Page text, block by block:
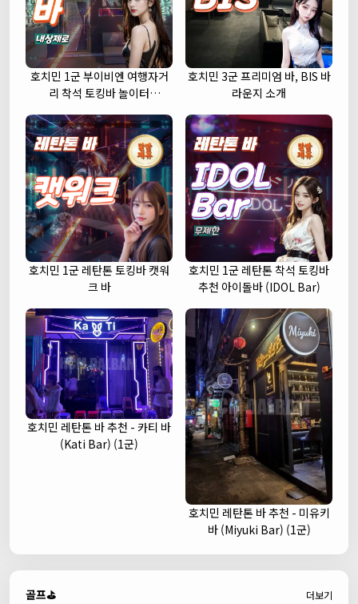
호치민 1군 부이비엔 여행자거
리 착석 토킹바 놀이터
호치민 3군 프리미엄 바, BIS 바
라운지 소개
호치민 1군 레탄톤 토킹바 캣워
크 바
호치민 1군 레탄톤 착석 토킹바
추천 아이돌바 (IDOL Bar)
호치민 레탄톤 바 추천 - 카티 바
(Kati Bar) (1군)
호치민 레탄톤 바 추천 - 미유키
바 (Miyuki Bar) (1군)
골프⛳ 더보기